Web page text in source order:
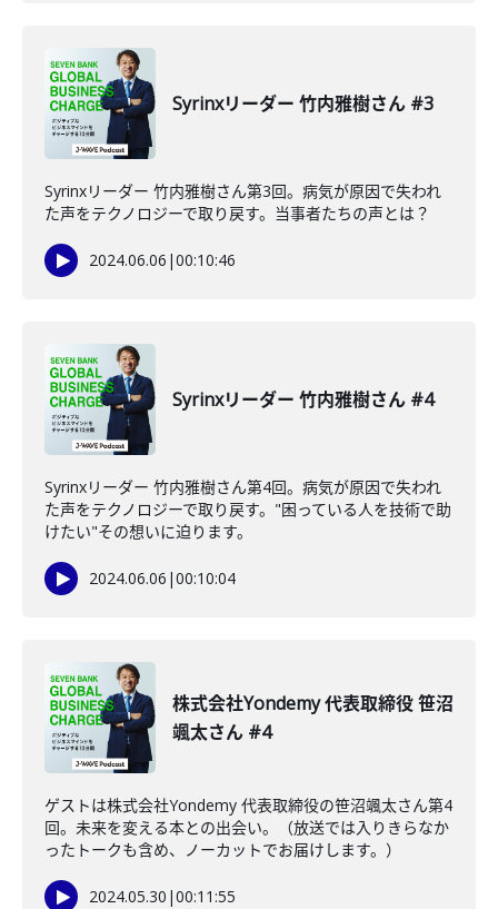
Syrinxリーダー 竹内雅樹さん #3
Syrinxリーダー 竹内雅樹さん第3回。病気が原因で失われ
た声をテクノロジーで取り戻す。当事者たちの声とは？
2024.06.06 |00:10:46
Syrinxリーダー 竹内雅樹さん #4
Syrinxリーダー 竹内雅樹さん第4回。病気が原因で失われ
た声をテクノロジーで取り戻す。"困っている人を技術で助
けたい"その想いに迫ります。
2024.06.06 |00:10:04
株式会社Yondemy 代表取締役 笹沼
颯太さん #4
ゲストは株式会社Yondemy 代表取締役の笹沼颯太さん第4
回。未来を変える本との出会い。（放送では入りきらなか
ったトークも含め、ノーカットでお届けします。）
2024.05.30 |00:11:55